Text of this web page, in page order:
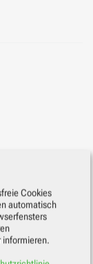
Cookies
automatisch
informieren.